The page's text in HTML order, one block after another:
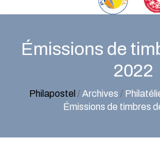
Émissions de
2022
Philapostel /Archives /
Émissions de timbres